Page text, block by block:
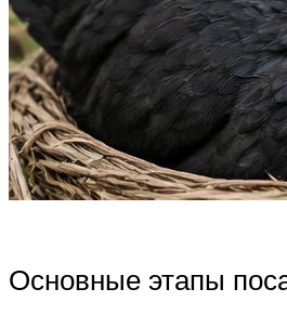
Основные этапы